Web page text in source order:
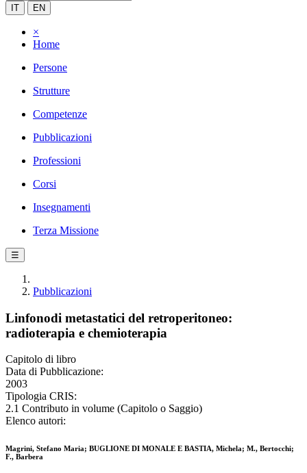
IT EN
×
Home
Persone
Strutture
Competenze
Pubblicazioni
Professioni
Corsi
Insegnamenti
Terza Missione
☰
Pubblicazioni
Linfonodi metastatici del retroperitoneo:
radioterapia e chemioterapia
Capitolo di libro
Data di Pubblicazione:
2003
Tipologia CRIS:
2.1 Contributo in volume (Capitolo o Saggio)
Elenco autori:
Magrini, Stefano Maria; BUGLIONE DI MONALE E BASTIA, Michela; M., Bertocchi;
F., Barbera